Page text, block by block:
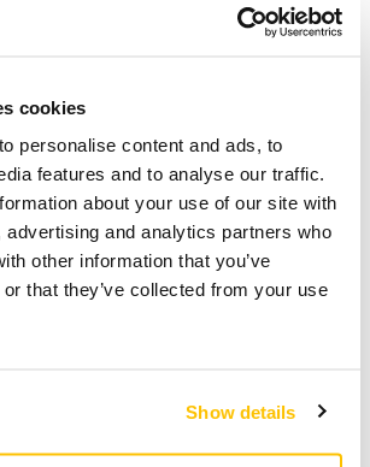
cookies
personalise content and ads, to
features and to analyse our traffic.
about your use of our site with
advertising and analytics partners who
other information that you’ve
that they’ve collected from your use
Show details
Acerca de Mirka
Noticias
Para los Medios
Para Partners